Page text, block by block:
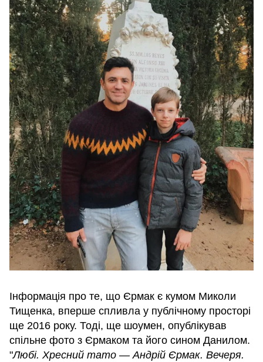
Інформація про те, що Єрмак є кумом Миколи
Тищенка, вперше спливла у публічному просторі
ще 2016 року. Тоді, ще шоумен, опублікував
спільне фото з Єрмаком та його сином Данилом.
"Любі. Хресний тато — Андрій Єрмак. Вечеря.